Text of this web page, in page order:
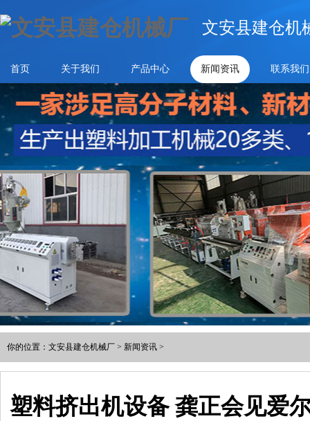
文安县建仓机
首页 关于我们 产品中心 新闻资讯 联系我们
你的位置： 文安县建仓机械厂 > 新闻资讯 >
塑料挤出机设备 龚正会见爱